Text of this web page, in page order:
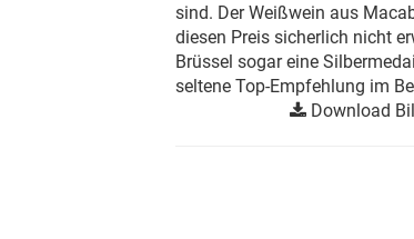
sind. Der Weißwein aus
diesen Preis sicherlich nicht
Brüssel sogar eine
seltene Top-Empfehlung im
Download